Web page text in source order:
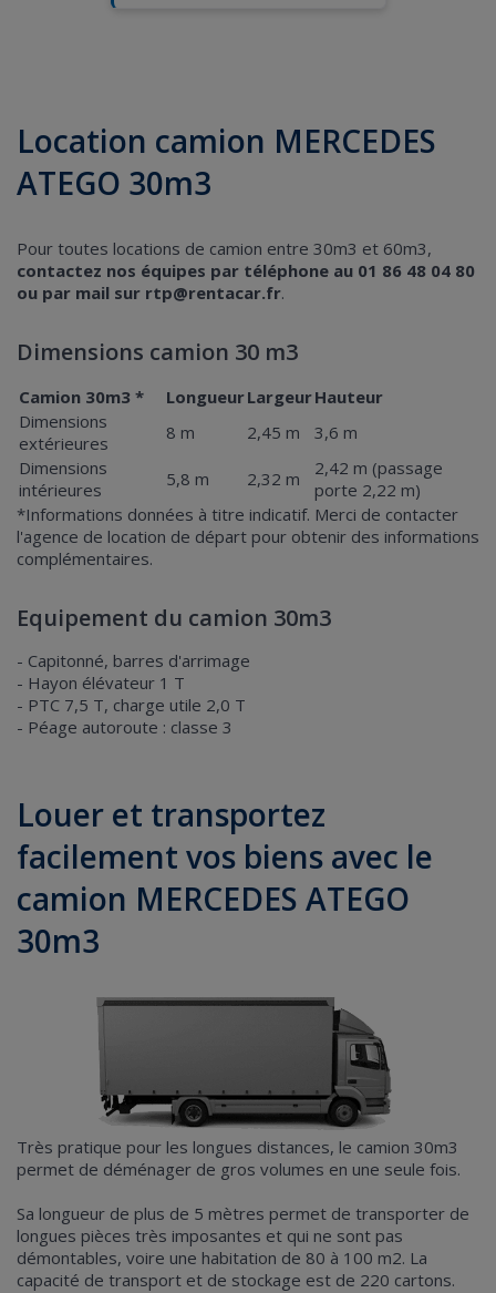
Location camion MERCEDES
ATEGO 30m3
Pour toutes locations de camion entre 30m3 et 60m3,
contactez nos équipes par téléphone au 01 86 48 04 80
ou par mail sur rtp@rentacar.fr.
Dimensions camion 30 m3
Camion 30m3 * LongueurLargeurHauteur
Dimensions
extérieures
8 m 2,45 m
3,6 m
Dimensions
intérieures
5,8 m 2,32 m
2,42 m (passage
porte 2,22 m)
*Informations données à titre indicatif. Merci de contacter
l'agence de location de départ pour obtenir des informations
complémentaires.
Equipement du camion 30m3
- Capitonné, barres d'arrimage
- Hayon élévateur 1 T
- PTC 7,5 T, charge utile 2,0 T
- Péage autoroute : classe 3
Louer et transportez
facilement vos biens avec le
camion MERCEDES ATEGO
30m3
Très pratique pour les longues distances, le camion 30m3
permet de déménager de gros volumes en une seule fois.
Sa longueur de plus de 5 mètres permet de transporter de
longues pièces très imposantes et qui ne sont pas
démontables, voire une habitation de 80 à 100 m2. La
capacité de transport et de stockage est de 220 cartons.